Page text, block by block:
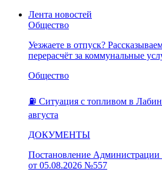
Лента новостей
Общество
Уезжаете в отпуск?
перерасчёт за коммунальные
Общество
⛽️ Ситуация с топливом в
августа
ДОКУМЕНТЫ
Постановление
от 05.08.2026 №557